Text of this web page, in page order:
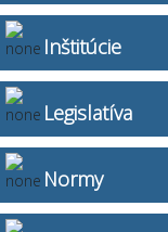
Inštitúcie
Legislatíva
Normy